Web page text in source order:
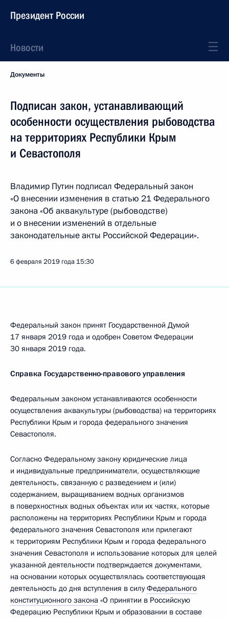
Президент России
Новости
Документы
Подписан закон, устанавливающий
особенности осуществления рыбоводства
на территориях Республики Крым
и Севастополя
Владимир Путин подписал Федеральный закон
«О внесении изменения в статью 21 Федерального
закона «Об аквакультуре (рыбоводстве)
и о внесении изменений в отдельные
законодательные акты Российской Федерации».
6 февраля 2019 года 15:30
Федеральный закон принят Государственной Думой
17 января 2019 года и одобрен Советом Федерации
30 января 2019 года.
Справка Государственно-правового управления
Федеральным законом устанавливаются особенности
осуществления аквакультуры (рыбоводства) на территориях
Республики Крым и города федерального значения
Севастополя.
Согласно Федеральному закону юридические лица
и индивидуальные предприниматели, осуществляющие
деятельность, связанную с разведением и (или)
содержанием, выращиванием водных организмов
в поверхностных водных объектах или их частях, которые
расположены на территориях Республики Крым и города
федерального значения Севастополя или прилегают
к территориям Республики Крым и города федерального
значения Севастополя и использование которых для целей
указанной деятельности подтверждается документами,
на основании которых осуществлялась соответствующая
деятельность до дня вступления в силуФедерального
конституционного закона «О принятии в Российскую
Федерацию Республики Крым и образовании в составе